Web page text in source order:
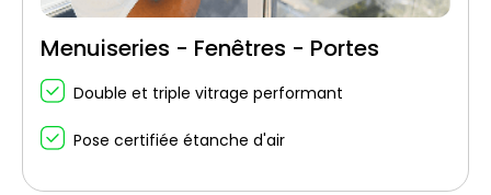
Menuiseries - Fenêtres - Portes
Double et triple vitrage performant
Pose certifiée étanche d'air